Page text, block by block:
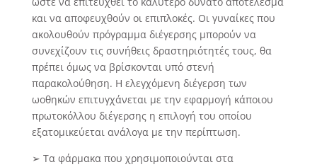
και να αποφευχθούν οι επιπλοκές. Οι γυναίκες που
ακολουθούν πρόγραμμα διέγερσης μπορούν να
συνεχίζουν τις συνήθεις δραστηριότητές τους, θα
πρέπει όμως να βρίσκονται υπό στενή
παρακολούθηση. Η ελεγχόμενη διέγερση των
ωοθηκών επιτυγχάνεται με την εφαρμογή κάποιου
πρωτοκόλλου διέγερσης η επιλογή του οποίου
εξατομικεύεται ανάλογα με την περίπτωση.
➢ Τα φάρμακα που χρησιμοποιούνται στα